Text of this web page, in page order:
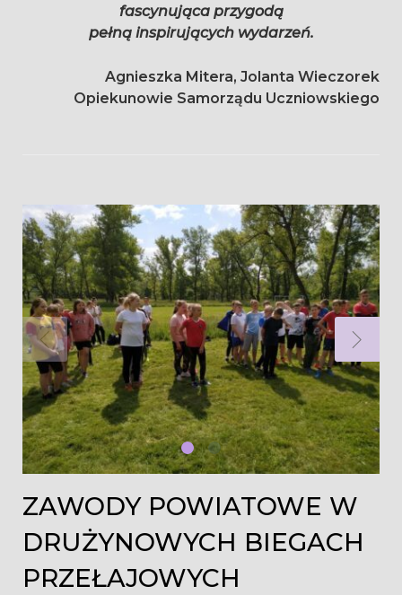
fascynująca przygodą
pełną inspirujących wydarzeń.
Agnieszka Mitera, Jolanta Wieczorek
Opiekunowie Samorządu Uczniowskiego
ZAWODY POWIATOWE W
DRUŻYNOWYCH BIEGACH
PRZEŁAJOWYCH